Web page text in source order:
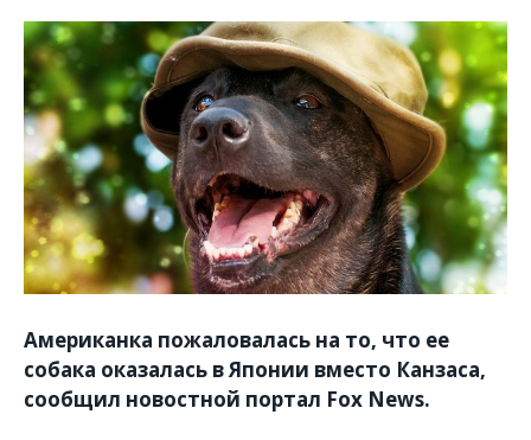
Американка пожаловалась на то, что ее
собака оказалась в Японии вместо Канзаса,
сообщил новостной портал Fox News.